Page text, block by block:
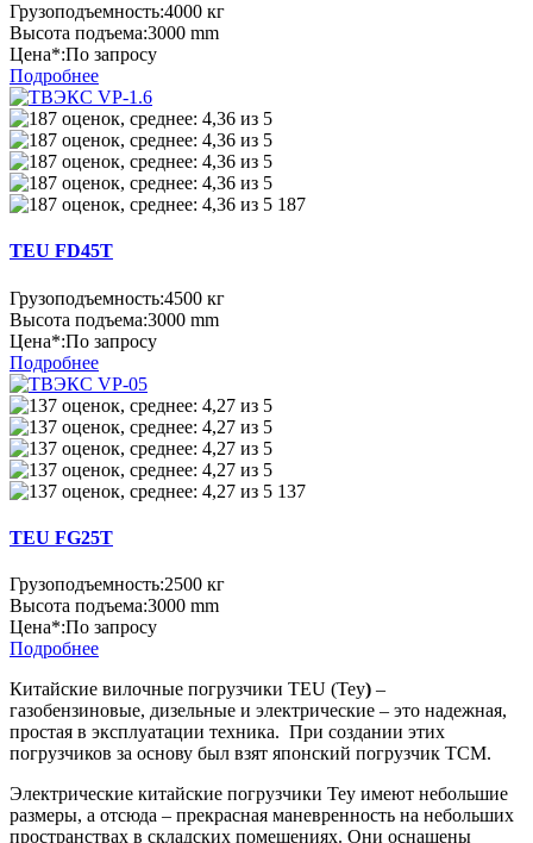
Грузоподъемность:4000 кг
Высота подъема:3000 mm
Цена*:По запросу
Подробнее
187
TEU FD45T
Грузоподъемность:4500 кг
Высота подъема:3000 mm
Цена*:По запросу
Подробнее
137
TEU FG25T
Грузоподъемность:2500 кг
Высота подъема:3000 mm
Цена*:По запросу
Подробнее
Китайские вилочные погрузчики TEU (Теу) –
газобензиновые, дизельные и электрические – это надежная,
простая в эксплуатации техника. При создании этих
погрузчиков за основу был взят японский погрузчик TCM.
Электрические китайские погрузчики Теу имеют небольшие
размеры, а отсюда – прекрасная маневренность на небольших
пространствах в складских помещениях. Они оснащены